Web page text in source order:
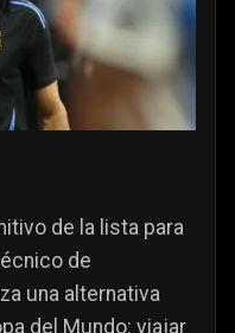
de la lista para
de
una alternativa
del Mundo: viajar